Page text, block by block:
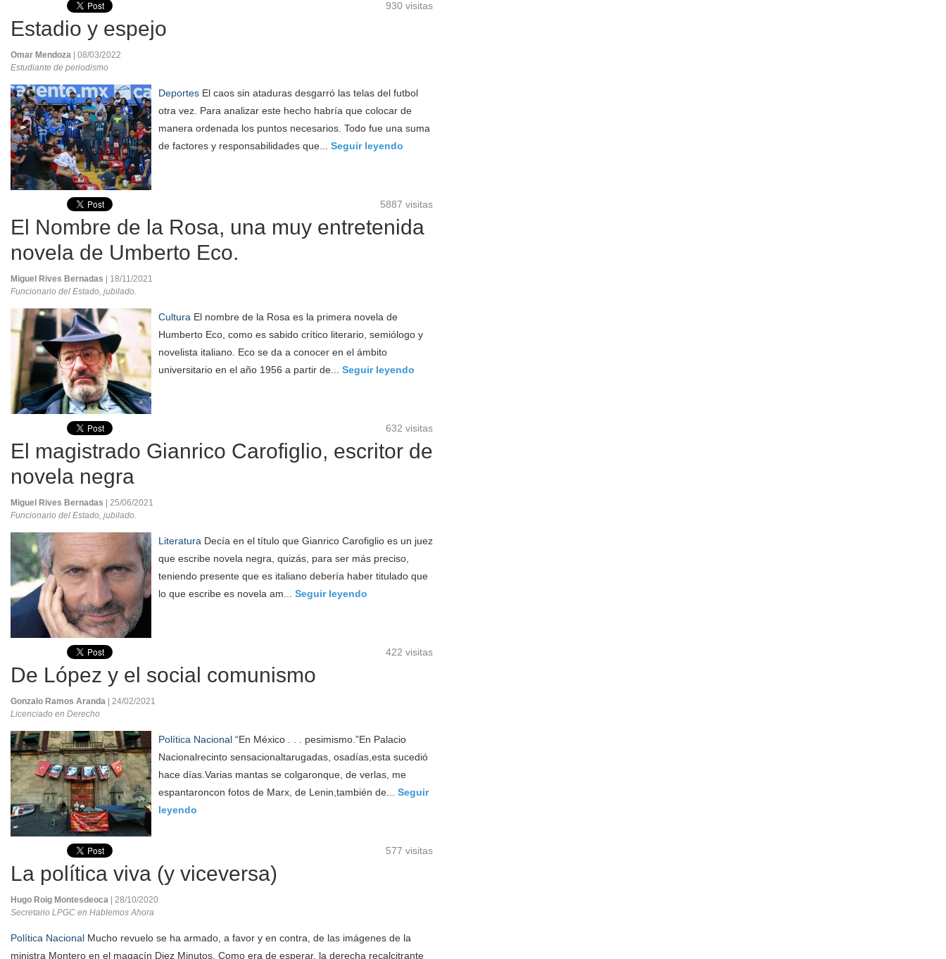
930 visitas
Estadio y espejo
Omar Mendoza
| 08/03/2022
Estudiante de periodismo
Deportes El caos sin ataduras desgarró las telas del futbol
otra vez. Para analizar este hecho habría que colocar de
manera ordenada los puntos necesarios. Todo fue una suma
de factores y responsabilidades que... Seguir leyendo
5887 visitas
El Nombre de la Rosa, una muy entretenida
novela de Umberto Eco.
Miguel Rives Bernadas
| 18/11/2021
Funcionario del Estado, jubilado.
Cultura El nombre de la Rosa es la primera novela de
Humberto Eco, como es sabido crítico literario, semiólogo y
novelista italiano. Eco se da a conocer en el ámbito
universitario en el año 1956 a partir de... Seguir leyendo
632 visitas
El magistrado Gianrico Carofiglio, escritor de
novela negra
Miguel Rives Bernadas
| 25/06/2021
Funcionario del Estado, jubilado.
Literatura Decía en el título que Gianrico Carofiglio es un juez
que escribe novela negra, quizás, para ser más preciso,
teniendo presente que es italiano debería haber titulado que
lo que escribe es novela am... Seguir leyendo
422 visitas
De López y el social comunismo
Gonzalo Ramos Aranda
| 24/02/2021
Licenciado en Derecho
Política Nacional “En México . . . pesimismo.”En Palacio
Nacionalrecinto sensacionaltarugadas, osadías,esta sucedió
hace días.Varias mantas se colgaronque, de verlas, me
espantaroncon fotos de Marx, de Lenin,también de... Seguir
leyendo
577 visitas
La política viva (y viceversa)
Hugo Roig Montesdeoca
| 28/10/2020
Secretario LPGC en Hablemos Ahora
Política Nacional Mucho revuelo se ha armado, a favor y en contra, de las imágenes de la
ministra Montero en el magacín Diez Minutos. Como era de esperar, la derecha recalcitrante